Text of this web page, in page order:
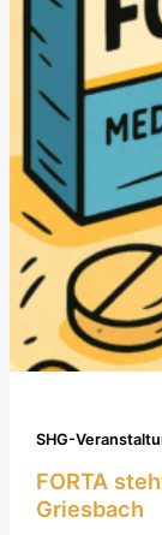
SHG-
FORTA
Griesbach